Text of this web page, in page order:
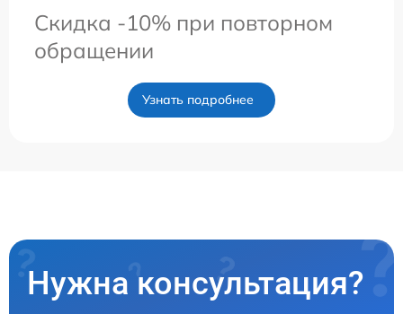
Скидка -10% при повторном
обращении
Узнать подробнее
Нужна консультация?